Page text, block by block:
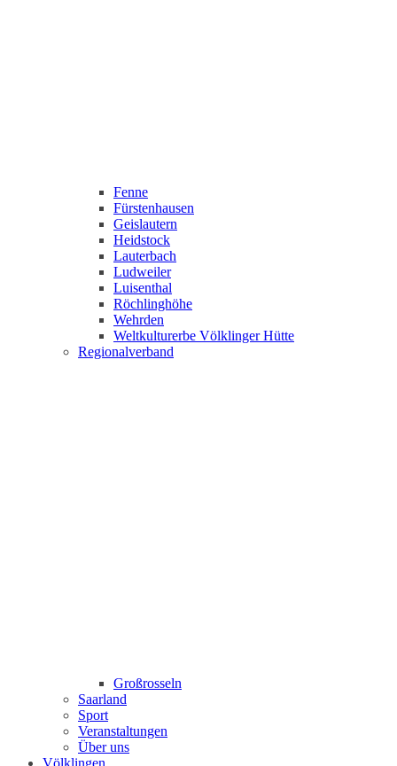
Fenne
Fürstenhausen
Geislautern
Heidstock
Lauterbach
Ludweiler
Luisenthal
Röchlinghöhe
Wehrden
Weltkulturerbe Völklinger Hütte
Regionalverband
Großrosseln
Saarland
Sport
Veranstaltungen
Über uns